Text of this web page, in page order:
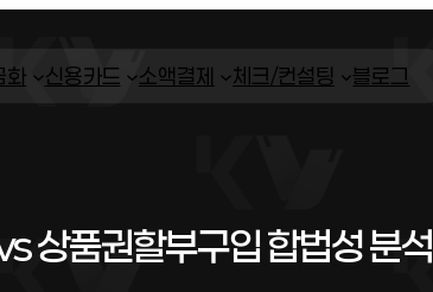
화 신용카드 소액결제 체크/컨설팅 블로그
상품권할부구입 합법성 분석